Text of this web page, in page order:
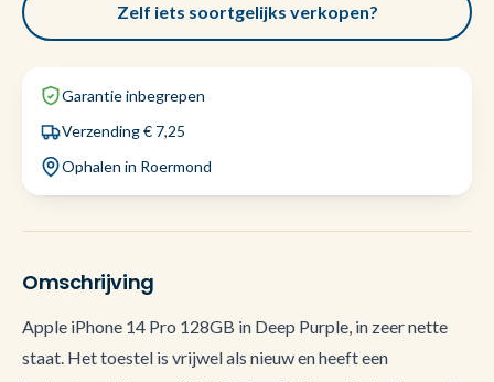
Zelf iets soortgelijks verkopen?
Garantie inbegrepen
Verzending € 7,25
Ophalen in Roermond
Omschrijving
Apple iPhone 14 Pro 128GB in Deep Purple, in zeer nette
staat. Het toestel is vrijwel als nieuw en heeft een